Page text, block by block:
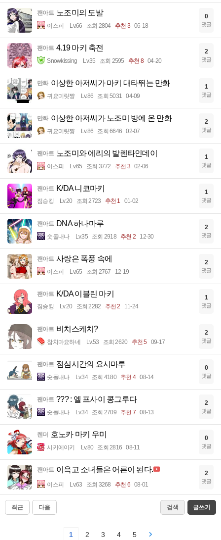
팬아트 노조미의 도발
이스피 Lv.66 조회 2804 추천 3 06-18
0
댓글
팬아트 4.19 마키 축전
Snowkissing Lv.35 조회 2595 추천 8 04-20
2
댓글
만화 이상한 아저씨가 마키 대타뛰는 만화
귀요미릿쨩 Lv.86 조회 5031 04-09
1
댓글
만화 이상한 아저씨가 노조미 방에 온 만화
귀요미릿쨩 Lv.86 조회 6646 02-07
2
댓글
팬아트 노조미와 에리의 발렌타인데이
이스피 Lv.65 조회 3772 추천 3 02-06
1
댓글
팬아트 K/DA 니코마키
짐승킹 Lv.20 조회 2723 추천 1 01-02
1
댓글
팬아트 DNA 하나마루
숫돌내나 Lv.35 조회 2918 추천 2 12-30
2
댓글
팬아트 사랑은 폭풍 속에
이스피 Lv.65 조회 2767 12-19
2
댓글
팬아트 K/DA 이블린 마키
짐승킹 Lv.20 조회 2282 추천 2 11-24
1
댓글
팬아트 비치스케치?
참치마요하네 Lv.53 조회 2620 추천 5 09-17
2
댓글
팬아트 점심시간의 요시마루
숫돌내나 Lv.34 조회 4180 추천 4 08-14
0
댓글
팬아트 ??? : 엘 프사이 콩그루다
숫돌내나 Lv.34 조회 2709 추천 7 08-13
2
댓글
렌더 호노카 마키 우미
시키에이키 Lv.80 조회 2816 08-11
0
댓글
팬아트 이윽고 소녀들은 어른이 된다.
이스피 Lv.63 조회 3268 추천 6 08-01
2
댓글
최근 다음 검색 글쓰기
1 2 3 4 5